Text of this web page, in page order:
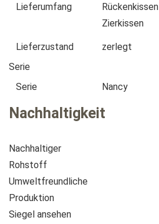
Lieferumfang
Rückenkissen
Zierkissen
Lieferzustand
zerlegt
Serie
Serie
Nancy
Nachhaltigkeit
Nachhaltiger
Rohstoff
Umweltfreundliche
Produktion
Siegel ansehen